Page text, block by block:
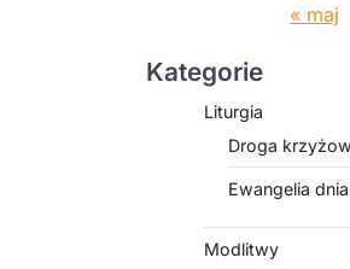
« maj
Kategorie
Liturgia
Droga
Ewangelia dnia
Modlitwy